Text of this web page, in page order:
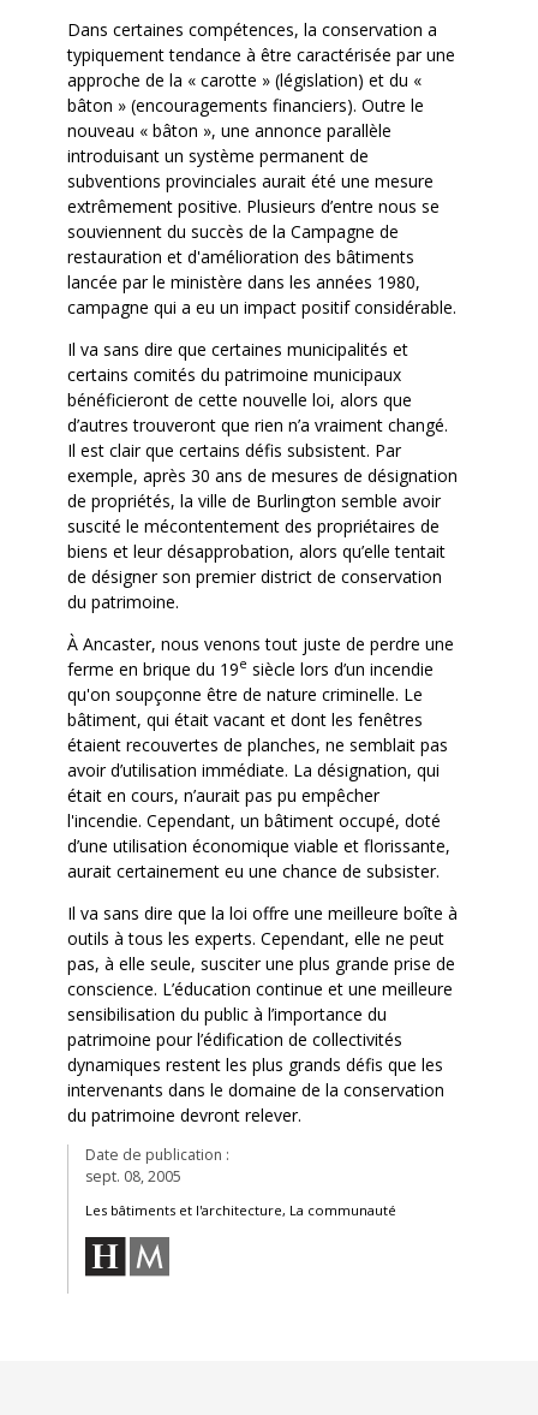
Date de publication :
sept. 08, 2005
Les bâtiments et l'architecture, La communauté
Dans certaines compétences, la conservation a
typiquement tendance à être caractérisée par une
approche de la « carotte » (législation) et du «
bâton » (encouragements financiers). Outre le
nouveau « bâton », une annonce parallèle
introduisant un système permanent de
subventions provinciales aurait été une mesure
extrêmement positive. Plusieurs d’entre nous se
souviennent du succès de la Campagne de
restauration et d'amélioration des bâtiments
lancée par le ministère dans les années 1980,
campagne qui a eu un impact positif considérable.
Il va sans dire que certaines municipalités et
certains comités du patrimoine municipaux
bénéficieront de cette nouvelle loi, alors que
d’autres trouveront que rien n’a vraiment changé.
Il est clair que certains défis subsistent. Par
exemple, après 30 ans de mesures de désignation
de propriétés, la ville de Burlington semble avoir
suscité le mécontentement des propriétaires de
biens et leur désapprobation, alors qu’elle tentait
de désigner son premier district de conservation
du patrimoine.
À Ancaster, nous venons tout juste de perdre une
ferme en brique du 19e siècle lors d’un incendie
qu'on soupçonne être de nature criminelle. Le
bâtiment, qui était vacant et dont les fenêtres
étaient recouvertes de planches, ne semblait pas
avoir d’utilisation immédiate. La désignation, qui
était en cours, n’aurait pas pu empêcher
l'incendie. Cependant, un bâtiment occupé, doté
d’une utilisation économique viable et florissante,
aurait certainement eu une chance de subsister.
Il va sans dire que la loi offre une meilleure boîte à
outils à tous les experts. Cependant, elle ne peut
pas, à elle seule, susciter une plus grande prise de
conscience. L’éducation continue et une meilleure
sensibilisation du public à l’importance du
patrimoine pour l’édification de collectivités
dynamiques restent les plus grands défis que les
intervenants dans le domaine de la conservation
du patrimoine devront relever.